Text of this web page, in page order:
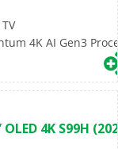
4K AI Gen3
4K S99H